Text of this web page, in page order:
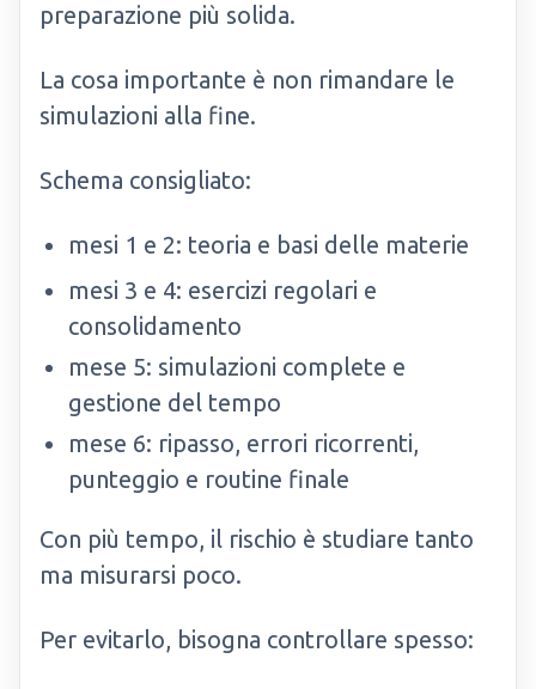
preparazione più solida.
La cosa importante è non rimandare le
simulazioni alla fine.
Schema consigliato:
mesi 1 e 2: teoria e basi delle materie
mesi 3 e 4: esercizi regolari e
consolidamento
mese 5: simulazioni complete e
gestione del tempo
mese 6: ripasso, errori ricorrenti,
punteggio e routine finale
Con più tempo, il rischio è studiare tanto
ma misurarsi poco.
Per evitarlo, bisogna controllare spesso: